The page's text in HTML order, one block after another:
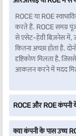
ROCE या ROE
करते हैं. ROCE समग्र
से एसेट-हेवी बिज़नेस में,
कितना अच्छा होता है.
दृष्टिकोण मिलता है,
आकलन करने में मदद
ROCE और ROE कंपनी के
क्या कंपनी के पास उच्च